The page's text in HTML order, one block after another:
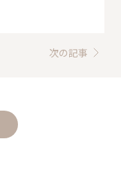
次の記事